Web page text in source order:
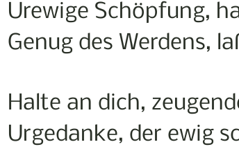
Urewige Schöpfung,
Genug des Werdens,
Halte an dich,
Urgedanke, der ewig